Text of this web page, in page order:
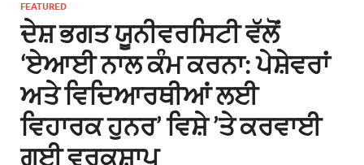
FEATURED
ਦੇਸ਼ ਭਗਤ ਯੂਨੀਵਰਸਿਟੀ ਵੱਲੋਂ
‘ਏਆਈ ਨਾਲ ਕੰਮ ਕਰਨਾ: ਪੇਸ਼ੇਵਰਾਂ
ਅਤੇ ਵਿਦਿਆਰਥੀਆਂ ਲਈ
ਵਿਹਾਰਕ ਹੁਨਰ’ ਵਿਸ਼ੇ ’ਤੇ ਕਰਵਾਈ
ਗਈ ਵਰਕਸ਼ਾਪ